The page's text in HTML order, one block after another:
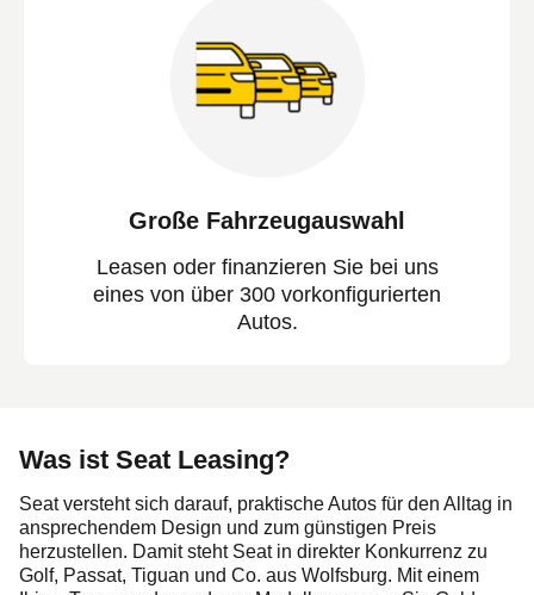
Große Fahrzeugauswahl
Leasen oder finanzieren Sie bei uns
eines von über 300 vorkonfigurierten
Autos.
Was ist Seat Leasing?
Seat versteht sich darauf, praktische Autos für den Alltag in
ansprechendem Design und zum günstigen Preis
herzustellen. Damit steht Seat in direkter Konkurrenz zu
Golf, Passat, Tiguan und Co. aus Wolfsburg. Mit einem